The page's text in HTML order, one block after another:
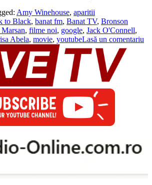
Amy Winehouse, aparitii
to Black, banat fm, Banat TV, Bronson
, filme noi, google, Jack O'Connell,
Abela, movie, youtubeLasă un comentariu